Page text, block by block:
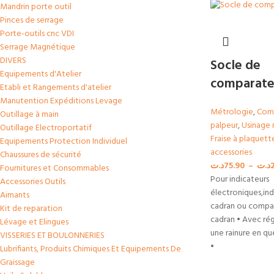
Mandrin porte outil
Pinces de serrage
Porte-outils cnc VDI
Serrage Magnétique
DIVERS
Equipements d'Atelier
Etabli et Rangements d'atelier
Manutention Expéditions Levage
Outillage à main
Outillage Electroportatif
Equipements Protection Individuel
Chaussures de sécurité
Fournitures et Consommables
Accessories Outils
Aimants
Kit de reparation
Lévage et Elingues
VISSERIES ET BOULONNERIES
Lubrifiants, Produits Chimiques Et Equipements De
Graissage
Socle de
Métrologie,
palpeur,Usinage
Fraise à
accessories
75.90د.ت – د.ت
Pour indicateurs
cadran ou
cadran • Avec
une rainure en
•